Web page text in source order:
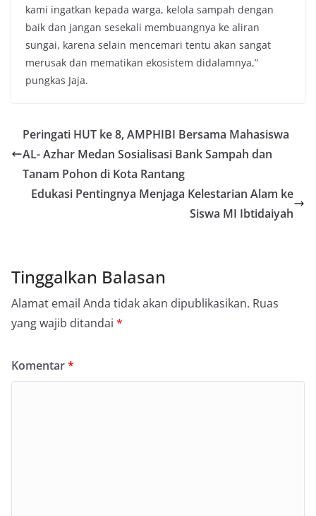
kami ingatkan kepada warga, kelola sampah dengan
baik dan jangan sesekali membuangnya ke aliran
sungai, karena selain mencemari tentu akan sangat
merusak dan mematikan ekosistem didalamnya,”
pungkas Jaja.
Peringati HUT ke 8, AMPHIBI Bersama Mahasiswa
AL- Azhar Medan Sosialisasi Bank Sampah dan
Tanam Pohon di Kota Rantang
Edukasi Pentingnya Menjaga Kelestarian Alam ke
Siswa MI Ibtidaiyah
Tinggalkan Balasan
Alamat email Anda tidak akan dipublikasikan. Ruas
yang wajib ditandai *
Komentar*